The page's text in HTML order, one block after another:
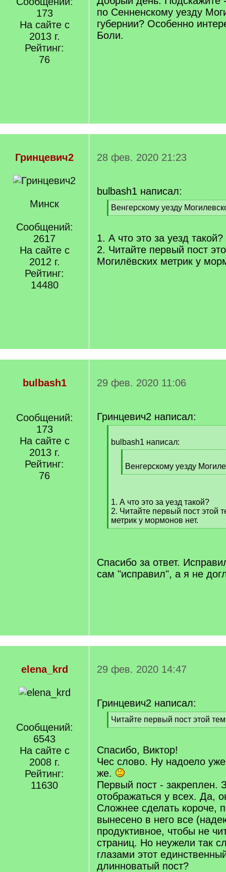
173
На сайте с
2013 г.
Рейтинг:
76
по Сенненскому уезду
губернии? Особенно
Боли.
Гринцевич2
Минск
Сообщений:
2617
На сайте с
2012 г.
Рейтинг:
14480
28 фев. 2020 21:23
bulbash1 написал:
[
q
Венгерскому уезду
[
q
1. А что это за уезд такой?
2. Читайте первый пост
Могилёвских метрик у
bulbash1
Сообщений:
173
На сайте с
2013 г.
Рейтинг:
76
29 фев. 2020 11:06
Гринцевич2 написал:
q
bulbash1 написал:
q
]
Венгерскому уезду
[
1. А что это за уезд такой?
2. Читайте первый пост этой
метрик у мормонов нет.
[
Спасибо за ответ.
сам "исправил", а я не
elena_krd
Сообщений:
6543
На сайте с
2008 г.
Рейтинг:
11630
29 фев. 2020 14:47
Гринцевич2 написал:
[
q
Читайте первый пост этой
[
q
]
Спасибо, Виктор!
Чес слово. Ну надоело
же.
Первый пост - закреплен.
отображаться у всех. Да,
Сложнее сделать короче,
вынесено в него все
продуктивное, чтобы не
страниц. Но неужели так
глазами этот
длинноватый пост?